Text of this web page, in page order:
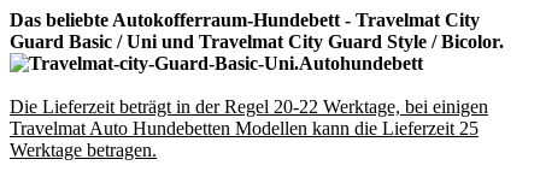
Das beliebte Autokofferraum-Hundebett - Travelmat City
Guard Basic / Uni und Travelmat City Guard Style / Bicolor.
Die Lieferzeit beträgt in der Regel 20-22 Werktage, bei einigen
Travelmat Auto Hundebetten Modellen kann die Lieferzeit 25
Werktage betragen.